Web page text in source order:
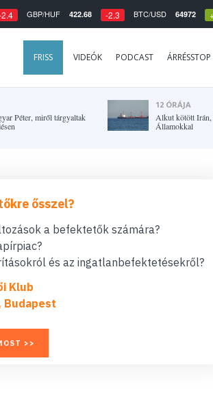
GBP/HUF 422.68 -2.3 BTC/USD 64972
FRISS VIDEÓK PODCAST ÁRRÉSSTOP
Péter, miről tárgyaltak
12 ÓRÁJA
Alkut kötött Irán,
Államokkal
ősszel?
a befektetők számára?
és az ingatlanbefektetésekről?
Klub
Budapest
>>